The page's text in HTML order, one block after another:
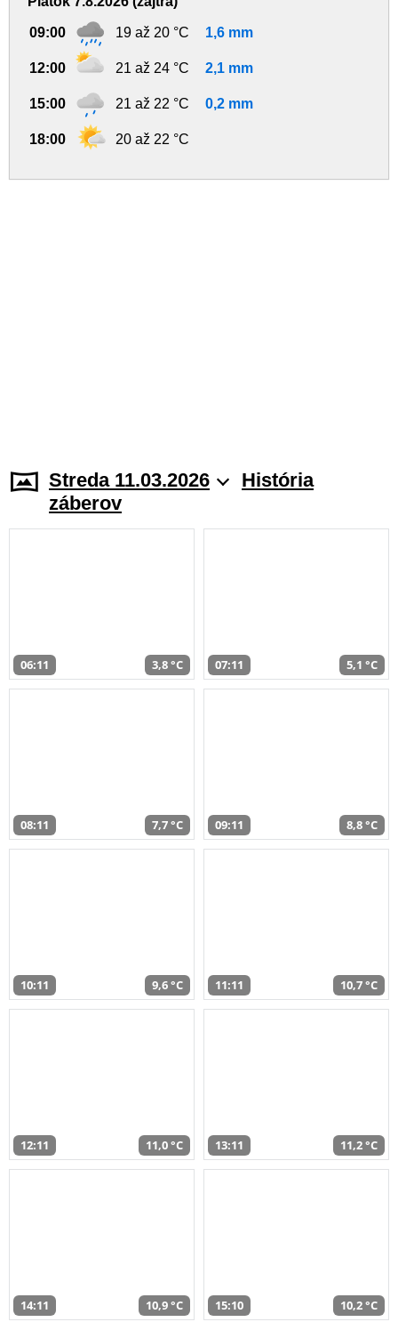
09:00 19 až 20 °C 1,6 mm
12:00 21 až 24 °C 2,1 mm
15:00 21 až 22 °C 0,2 mm
18:00 20 až 22 °C
Streda 11.03.2026
História
záberov
06:11 3,8 °C 07:11 5,1 °C
08:11 7,7 °C 09:11 8,8 °C
10:11 9,6 °C 11:11 10,7 °C
12:11 11,0 °C 13:11 11,2 °C
14:11 10,9 °C 15:10 10,2 °C